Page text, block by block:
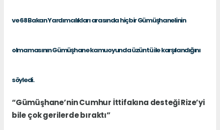
ve 68 Bakan Yardımcılıkları arasında hiçbir Gümüşhanelinin
olmamasının Gümüşhane kamuoyunda üzüntü ile karşılandığını
söyledi.
“Gümüşhane’nin Cumhur İttifakına desteği Rize’yi
bile çok gerilerde bıraktı”